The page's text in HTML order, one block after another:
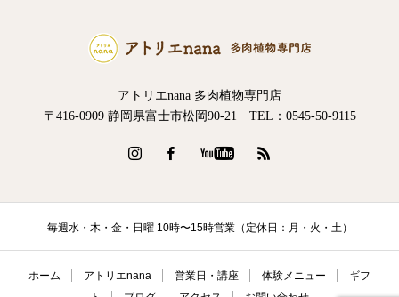
アトリエnana 多肉植物専門店
〒416-0909 静岡県富士市松岡90-21 TEL：0545-50-9115
毎週水・木・金・日曜 10時〜15時営業（定休日：月・火・土）
ホーム アトリエnana 営業日・講座 体験メニュー
ギフ